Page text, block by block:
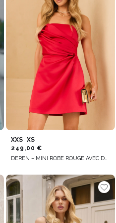
XXS XS
249,00 €
DEREN – MINI ROBE ROUGE AVEC DRAPÉ ASYMÉTRIQUE